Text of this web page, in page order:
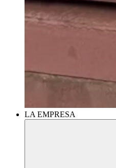
LA EMPRESA